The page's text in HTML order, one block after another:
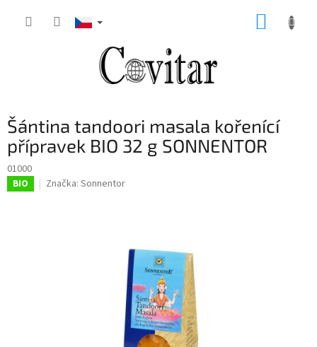
Šántina tandoori masala kořenící
přípravek BIO 32 g SONNENTOR
01000
BIO Značka: Sonnentor